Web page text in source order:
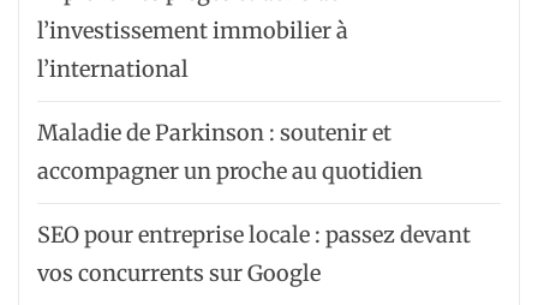
l’investissement immobilier à
l’international
Maladie de Parkinson : soutenir et
accompagner un proche au quotidien
SEO pour entreprise locale : passez devant
vos concurrents sur Google